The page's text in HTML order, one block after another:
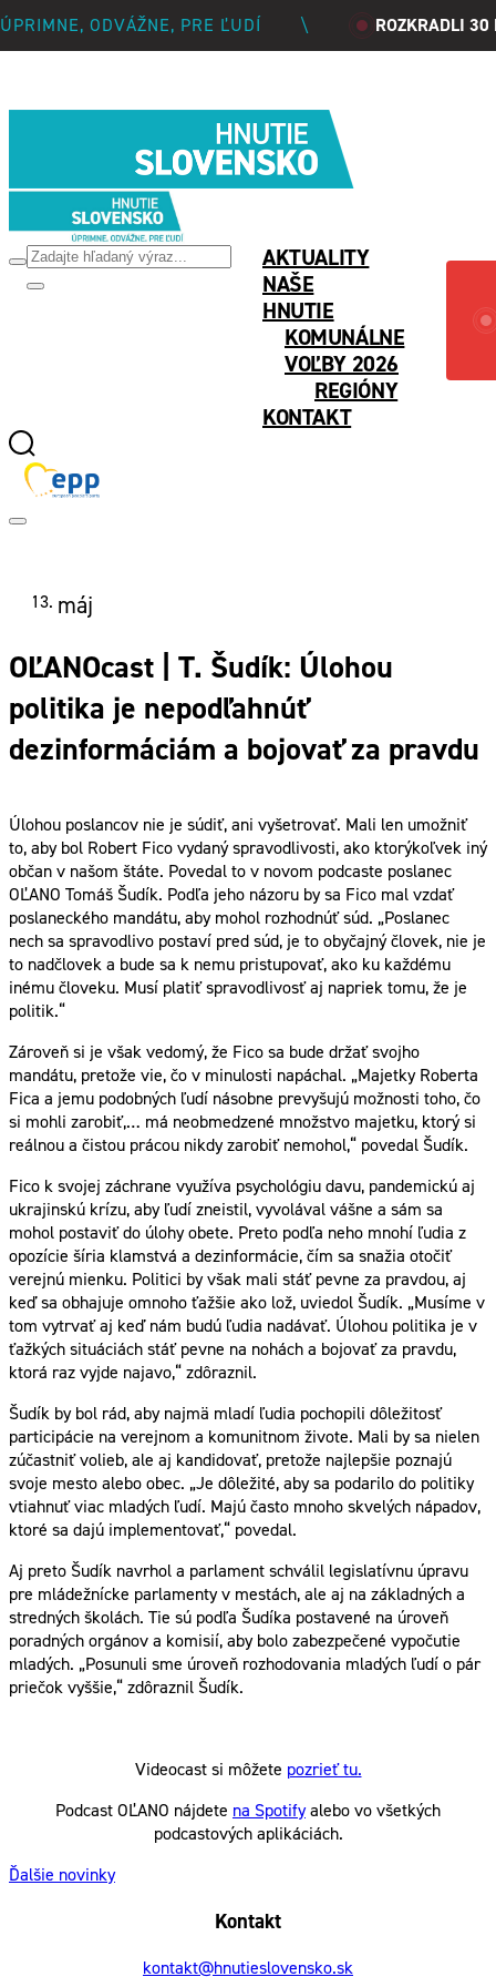
ÚPRIMNE, ODVÁŽNE, PRE ĽUDÍ \ ROZKRADLI
AKTUALITY
NAŠE
HNUTIE
KOMUNÁLNE
VOĽBY 2026
REGIÓNY
KONTAKT
13. máj
OĽANOcast | T. Šudík: Úlohou
politika je nepodľahnúť
dezinformáciám a bojovať za pravdu
Úlohou poslancov nie je súdiť, ani vyšetrovať. Mali len umožniť
to, aby bol Robert Fico vydaný spravodlivosti, ako ktorýkoľvek iný
občan v našom štáte. Povedal to v novom podcaste poslanec
OĽANO Tomáš Šudík. Podľa jeho názoru by sa Fico mal vzdať
poslaneckého mandátu, aby mohol rozhodnúť súd. „Poslanec
nech sa spravodlivo postaví pred súd, je to obyčajný človek, nie je
to nadčlovek a bude sa k nemu pristupovať, ako ku každému
inému človeku. Musí platiť spravodlivosť aj napriek tomu, že je
politik.“
Zároveň si je však vedomý, že Fico sa bude držať svojho
mandátu, pretože vie, čo v minulosti napáchal. „Majetky Roberta
Fica a jemu podobných ľudí násobne prevyšujú možnosti toho, čo
si mohli zarobiť,… má neobmedzené množstvo majetku, ktorý si
reálnou a čistou prácou nikdy zarobiť nemohol,“ povedal Šudík.
Fico k svojej záchrane využíva psychológiu davu, pandemickú aj
ukrajinskú krízu, aby ľudí zneistil, vyvolával vášne a sám sa
mohol postaviť do úlohy obete. Preto podľa neho mnohí ľudia z
opozície šíria klamstvá a dezinformácie, čím sa snažia otočiť
verejnú mienku. Politici by však mali stáť pevne za pravdou, aj
keď sa obhajuje omnoho ťažšie ako lož, uviedol Šudík. „Musíme v
tom vytrvať aj keď nám budú ľudia nadávať. Úlohou politika je v
ťažkých situáciách stáť pevne na nohách a bojovať za pravdu,
ktorá raz vyjde najavo,“ zdôraznil.
Šudík by bol rád, aby najmä mladí ľudia pochopili dôležitosť
participácie na verejnom a komunitnom živote. Mali by sa nielen
zúčastniť volieb, ale aj kandidovať, pretože najlepšie poznajú
svoje mesto alebo obec. „Je dôležité, aby sa podarilo do politiky
vtiahnuť viac mladých ľudí. Majú často mnoho skvelých nápadov,
ktoré sa dajú implementovať,“ povedal.
Aj preto Šudík navrhol a parlament schválil legislatívnu úpravu
pre mládežnícke parlamenty v mestách, ale aj na základných a
stredných školách. Tie sú podľa Šudíka postavené na úroveň
poradných orgánov a komisií, aby bolo zabezpečené vypočutie
mladých. „Posunuli sme úroveň rozhodovania mladých ľudí o pár
priečok vyššie,“ zdôraznil Šudík.
Videocast si môžete pozrieť tu.
Podcast OĽANO nájdete na Spotifyalebo vo všetkých
podcastových aplikáciách.
Ďalšie novinky
Kontakt
kontakt@hnutieslovensko.sk